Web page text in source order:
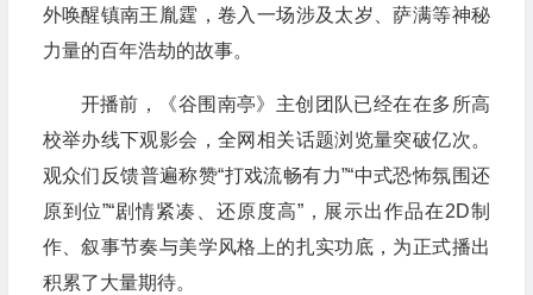
外唤醒镇南王胤霆，卷入一场涉及太岁、萨满等神秘
力量的百年浩劫的故事。
开播前，《谷围南亭》主创团队已经在在多所高
校举办线下观影会，全网相关话题浏览量突破亿次。
观众们反馈普遍称赞“打戏流畅有力”“中式恐怖氛围还
原到位”“剧情紧凑、还原度高”，展示出作品在2D制
作、叙事节奏与美学风格上的扎实功底，为正式播出
积累了大量期待。